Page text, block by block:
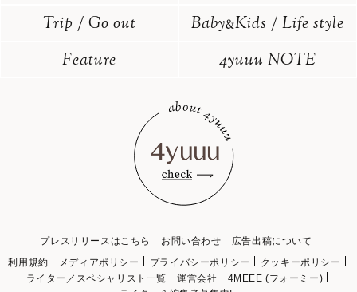
Trip / Go out
Baby&Kids / Life style
Feature
4yuuu NOTE
プレスリリースはこちら お問い合わせ
広告出稿について
利用規約
メディアポリシー プライバシーポリシー
クッキーポリシー
ライター／スペシャリスト一覧
運営会社
4MEEE (フォーミー)